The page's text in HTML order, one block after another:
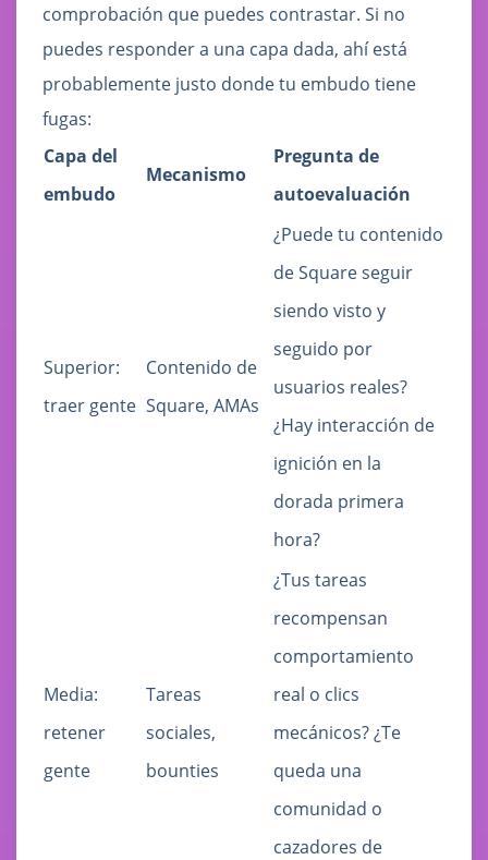
comprobación que puedes contrastar. Si no
puedes responder a una capa dada, ahí está
probablemente justo donde tu embudo tiene
fugas:
Capa del
embudo
Mecanismo
Pregunta de
autoevaluación
Superior:
traer gente
Contenido de
Square, AMAs
¿Puede tu contenido
de Square seguir
siendo visto y
seguido por
usuarios reales?
¿Hay interacción de
ignición en la
dorada primera
hora?
Media:
retener
gente
Tareas
sociales,
bounties
¿Tus tareas
recompensan
comportamiento
real o clics
mecánicos? ¿Te
queda una
comunidad o
cazadores de